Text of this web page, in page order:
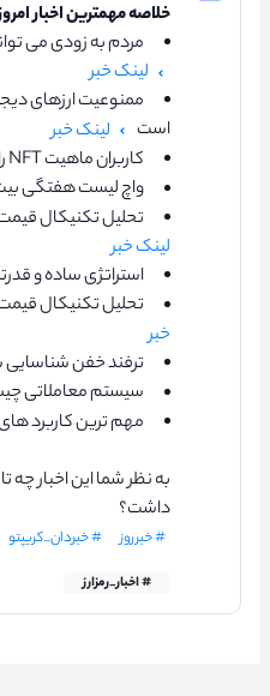
خلاصه مهمترین اخبار
مردم به زودی می
لینک خبر
ممنوعیت ارزهای
است
لینک خبر
کاربران ماهیت NFT را خریداری می کنند
واچ لیست هفتگی بیت پین - ۸
تحلیل تکنیکال قیمت بیت
لینک خبر
استراتژی ساده و
تحلیل تکنیکال قیمت دلار/
خبر
ترفند خفن
سیستم معاملاتی
مهم ترین کاربرد
به نظر شما این اخبار چه
داشت؟
# خبرروز # خبردان_کریپتو
# اخبار_رمزارز